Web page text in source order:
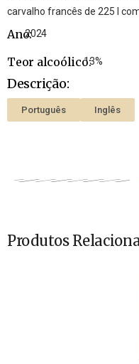
carvalho francês de 225 l
Ano:2024
Teor alcoólico:13%
Descrição:
Português Inglês
Produtos